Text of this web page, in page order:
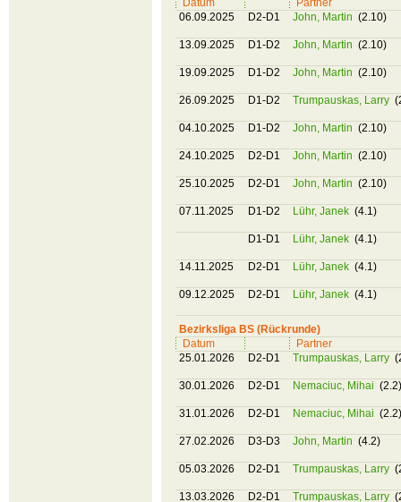
Datum
Partner
06.09.2025
D2-D1 John, Martin (2.10)
13.09.2025 D1-D2 John, Martin (2.10)
19.09.2025 D1-D2 John, Martin (2.10)
26.09.2025 D1-D2 Trumpauskas, Larry
04.10.2025 D1-D2 John, Martin (2.10)
24.10.2025 D2-D1 John, Martin (2.10)
25.10.2025 D2-D1 John, Martin (2.10)
07.11.2025 D1-D2 Lühr, Janek (4.1)
D1-D1 Lühr, Janek (4.1)
14.11.2025 D2-D1 Lühr, Janek (4.1)
09.12.2025 D2-D1 Lühr, Janek (4.1)
Bezirksliga BS (Rückrunde)
Datum
Partner
25.01.2026
D2-D1 Trumpauskas, Larry
30.01.2026 D2-D1 Nemaciuc, Mihai (2.2)
31.01.2026 D2-D1 Nemaciuc, Mihai (2.2)
27.02.2026 D3-D3 John, Martin (4.2)
05.03.2026 D2-D1 Trumpauskas, Larry
13.03.2026 D2-D1 Trumpauskas, Larry